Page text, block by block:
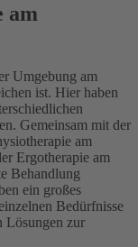
am
Umgebung am
ist. Hier haben
Gemeinsam mit der
am
Ergotherapie am
Behandlung
ein großes
Bedürfnisse
Lösungen zur